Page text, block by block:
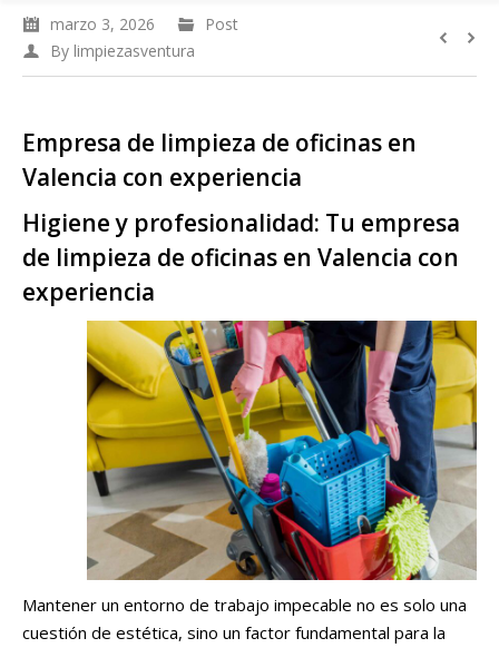
marzo 3, 2026
Post
By limpiezasventura
Empresa de limpieza de oficinas en
Valencia con experiencia
Higiene y profesionalidad: Tu empresa
de limpieza de oficinas en Valencia con
experiencia
Mantener un entorno de trabajo impecable no es solo una
cuestión de estética, sino un factor fundamental para la